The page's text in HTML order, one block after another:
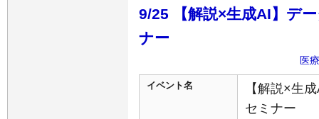
9/25 【解説×生成AI】デ
ナー
医
イベント名
【解説×生
セミナー